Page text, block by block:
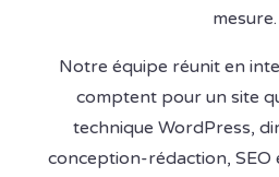
mesure.
Notre équipe réunit en
comptent pour un site
technique WordPress,
conception-rédaction, SEO